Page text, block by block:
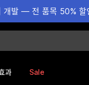
개발 — 전 품목 50% 할
과 Sale